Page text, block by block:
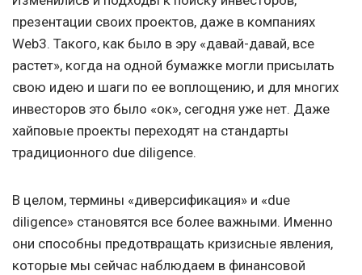
презентации своих проектов, даже в компаниях
Web3. Такого, как было в эру «давай-давай, все
растет», когда на одной бумажке могли присылать
свою идею и шаги по ее воплощению, и для многих
инвесторов это было «ок», сегодня уже нет. Даже
хайповые проекты переходят на стандарты
традиционного due diligence.
В целом, термины «диверсификация» и «due
diligence» становятся все более важными. Именно
они способны предотвращать кризисные явления,
которые мы сейчас наблюдаем в финансовой